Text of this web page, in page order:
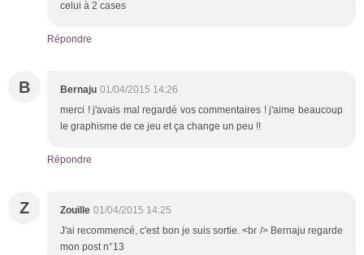
celui à 2 cases
Répondre
B Bernaju 01/04/2015 14:26
merci ! j'avais mal regardé vos commentaires ! j'aime beaucoup
le graphisme de ce jeu et ça change un peu !!
Répondre
Z Zouille 01/04/2015 14:25
J'ai recommencé, c'est bon je suis sortie. <br /> Bernaju regarde
mon post n°13